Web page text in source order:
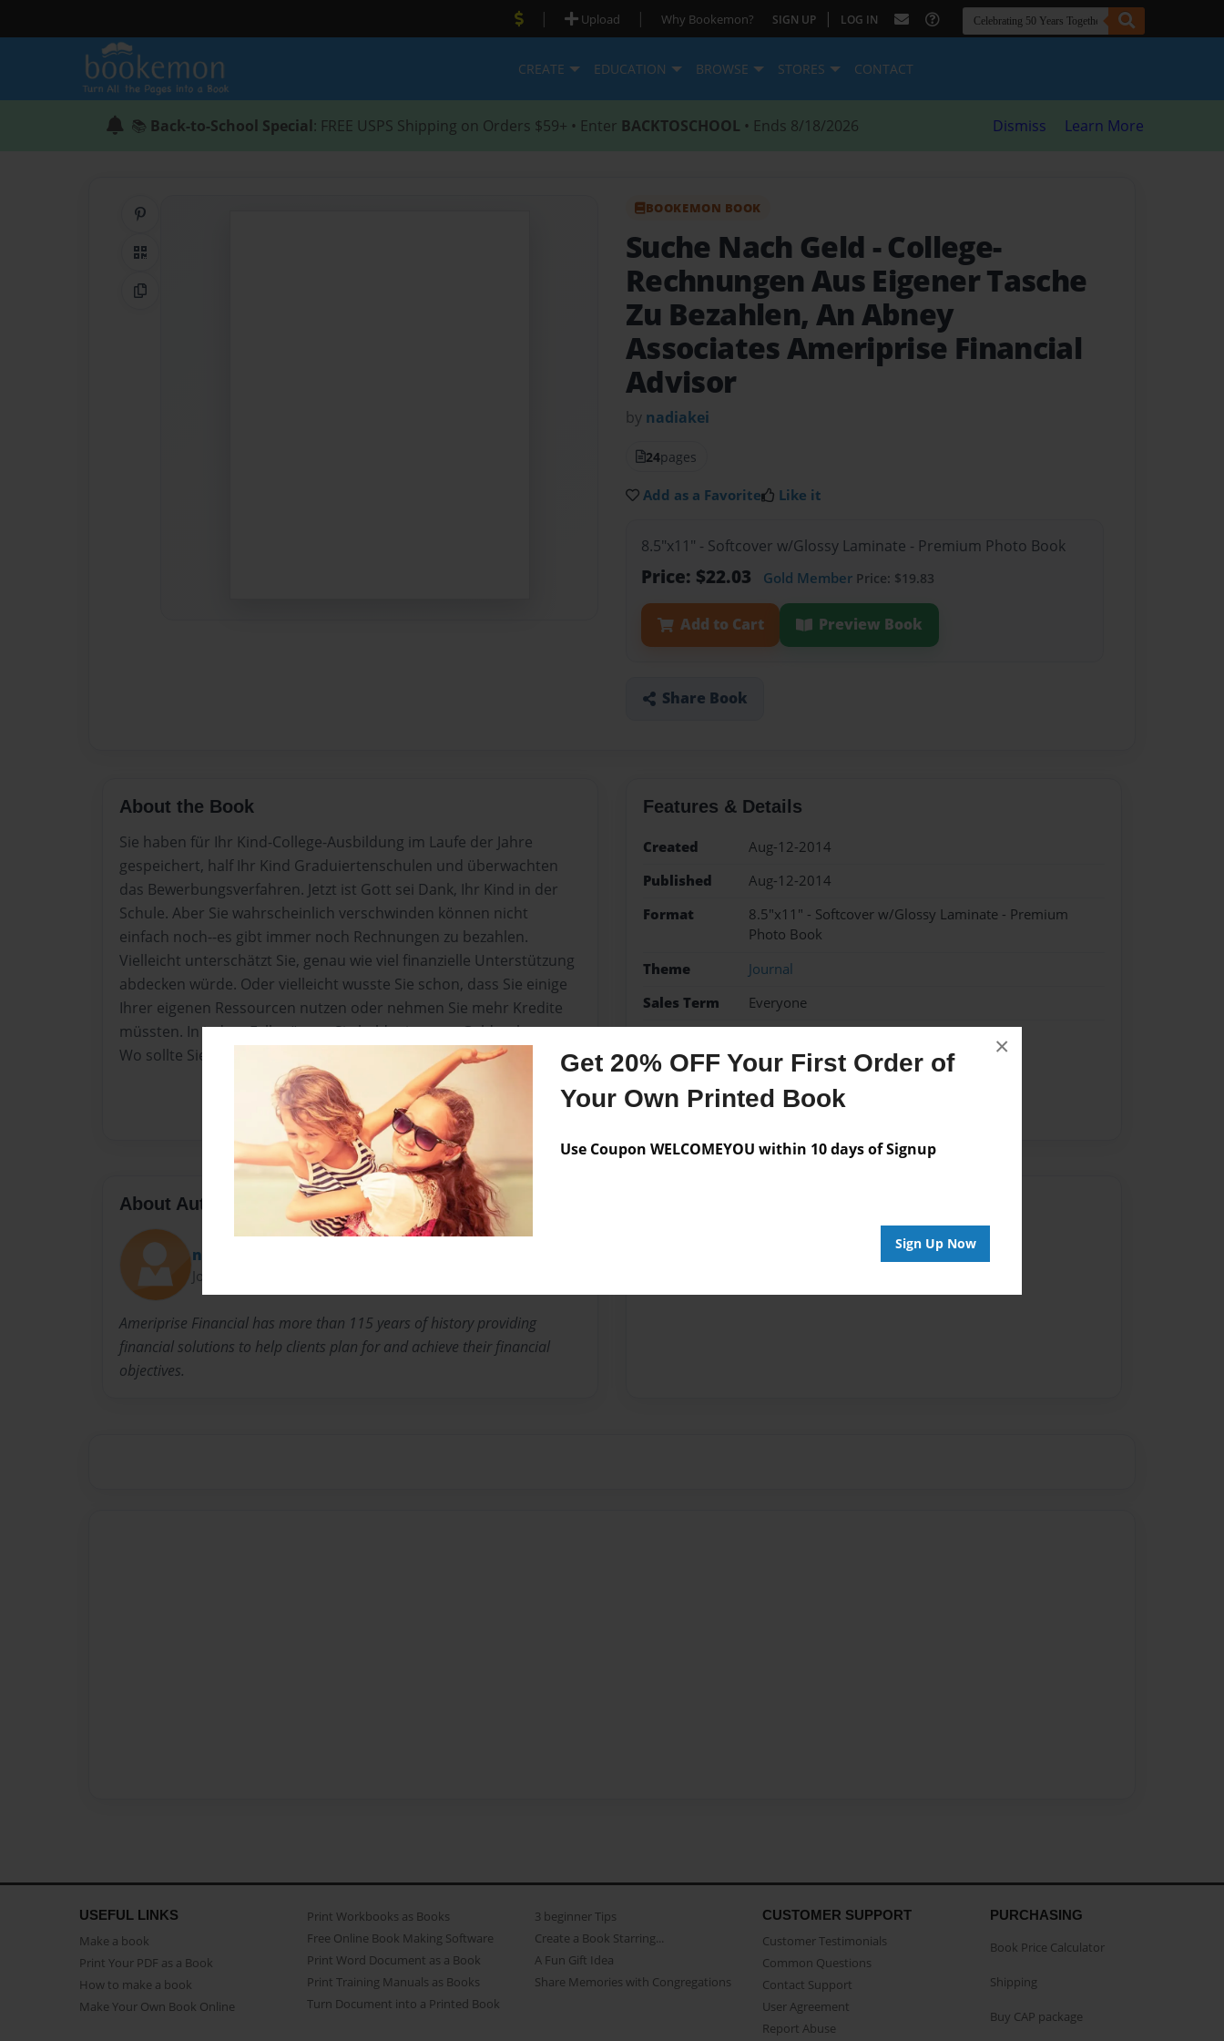
Get 20% OFF Your First Order of
Your Own Printed Book
Use Coupon WELCOMEYOU within 10 days of Signup
Sign Up Now
×
| Upload | Why Bookemon? SIGN UP | LOG IN
CREATE EDUCATION BROWSE STORES CONTACT
📚 Back-to-School Special: FREE USPS Shipping on Orders $59+ • Enter BACKTOSCHOOL • Ends 8/18/2026 Dismiss Learn More
QR Code
Copy Link
BOOKEMON BOOK
Suche Nach Geld - College-
Rechnungen Aus Eigener Tasche
Zu Bezahlen, An Abney
Associates Ameriprise Financial
Advisor
by nadiakei
24pages
Add as a Favorite Like it
8.5"x11" - Softcover w/Glossy Laminate - Premium Photo Book
Price: $22.03 Gold Member Price: $19.83
Add to Cart Preview Book
Share Book
About the Book
Sie haben für Ihr Kind-College-Ausbildung im Laufe der Jahre
gespeichert, half Ihr Kind Graduiertenschulen und überwachten
das Bewerbungsverfahren. Jetzt ist Gott sei Dank, Ihr Kind in der
Schule. Aber Sie wahrscheinlich verschwinden können nicht
einfach noch--es gibt immer noch Rechnungen zu bezahlen.
Vielleicht unterschätzt Sie, genau wie viel finanzielle Unterstützung
abdecken würde. Oder vielleicht wusste Sie schon, dass Sie einige
Ihrer eigenen Ressourcen nutzen oder nehmen Sie mehr Kredite
müssten. In jedem Fall müssen Sie bald mit etwas Geld zu kommen.
Wo sollte Sie aussehen?
Features & Details
Created
Aug-12-2014
Published
Aug-12-2014
Format
8.5"x11" - Softcover w/Glossy Laminate - Premium
Photo Book
Theme
Journal
Sales Term
Everyone
An Abney Associates Ameriprise Financial Advisor
Finding money to pay college bills out of pocket
About Author
nadiakei
Joined: May-19-2014
Ameriprise Financial has more than 115 years of history providing
financial solutions to help clients plan for and achieve their financial
objectives.
No author messages are available for this book.
USEFUL LINKS
Make a book
Print Your PDF as a Book
How to make a book
Make Your Own Book Online
Print Workbooks as Books
Free Online Book Making Software
Print Word Document as a Book
Print Training Manuals as Books
Turn Document into a Printed Book
3 beginner Tips
Create a Book Starring...
A Fun Gift Idea
Share Memories with Congregations
CUSTOMER SUPPORT
Customer Testimonials
Common Questions
Contact Support
User Agreement
Report Abuse
PURCHASING
Book Price Calculator
Shipping
Buy CAP package